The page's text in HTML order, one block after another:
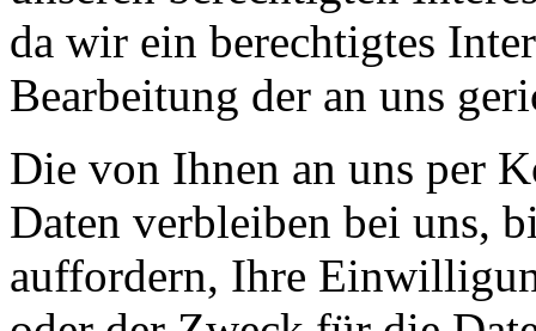
da wir ein berechtigtes
Bearbeitung der an uns
Die von Ihnen an uns per
Daten verbleiben bei uns,
auffordern, Ihre